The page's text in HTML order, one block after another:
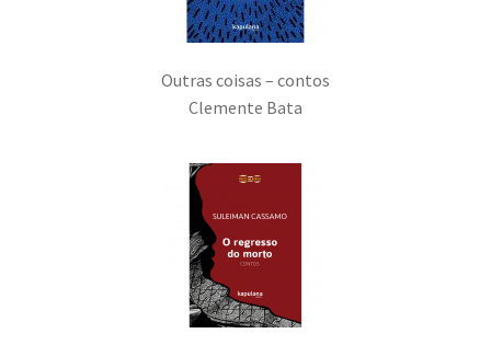
Outras coisas – contos
Clemente Bata